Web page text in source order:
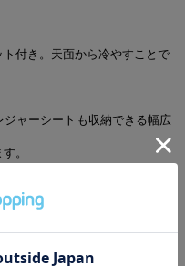
付き。天面から冷やすことで
ャーシートも収納できる幅広
。
するのに便利なフロントポケ
す。